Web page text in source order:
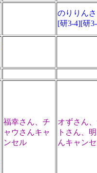
のりりん
[研3-4][研
福幸さん、チ
ャウさんキャ
ンセル
オずさん
トさん、
んキャン